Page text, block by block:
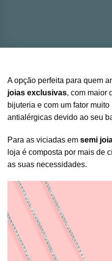
A opção perfeita para quem
joias exclusivas, com maior
bijuteria e com um fator
antialérgicas devido ao seu
Para as viciadas em semi
loja é composta por mais de
as suas necessidades.